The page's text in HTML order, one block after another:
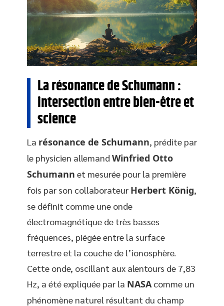
La résonance de Schumann :
intersection entre bien-être et
science
La résonance de Schumann, prédite par
le physicien allemand Winfried Otto
Schumann et mesurée pour la première
fois par son collaborateur Herbert König,
se définit comme une onde
électromagnétique de très basses
fréquences, piégée entre la surface
terrestre et la couche de l’ionosphère.
Cette onde, oscillant aux alentours de 7,83
Hz, a été expliquée par la NASA comme un
phénomène naturel résultant du champ